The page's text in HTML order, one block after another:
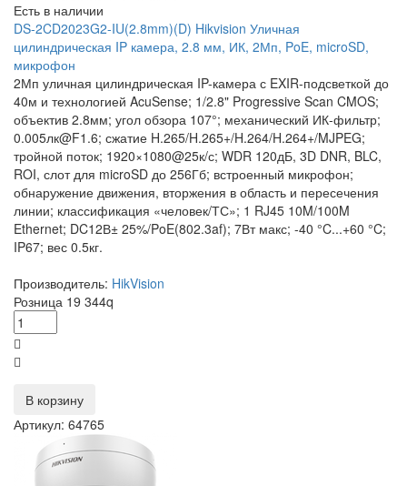
Есть в наличии
DS-2CD2023G2-IU(2.8mm)(D) Hikvision Уличная
цилиндрическая IP камера, 2.8 мм, ИК, 2Мп, PoE, microSD,
микрофон
2Мп уличная цилиндрическая IP-камера с EXIR-подсветкой до
40м и технологией AcuSense; 1/2.8" Progressive Scan CMOS;
объектив 2.8мм; угол обзора 107°; механический ИК-фильтр;
0.005лк@F1.6; сжатие H.265/H.265+/H.264/H.264+/MJPEG;
тройной поток; 1920×1080@25к/с; WDR 120дБ, 3D DNR, BLC,
ROI, слот для microSD до 256Гб; встроенный микрофон;
обнаружение движения, вторжения в область и пересечения
линии; классификация «человек/ТС»; 1 RJ45 10M/100M
Ethernet; DC12В± 25%/PoE(802.3af); 7Вт макс; -40 °C...+60 °C;
IP67; вес 0.5кг.
Производитель: HikVision
Розница 19 344q
В корзину
Артикул: 64765